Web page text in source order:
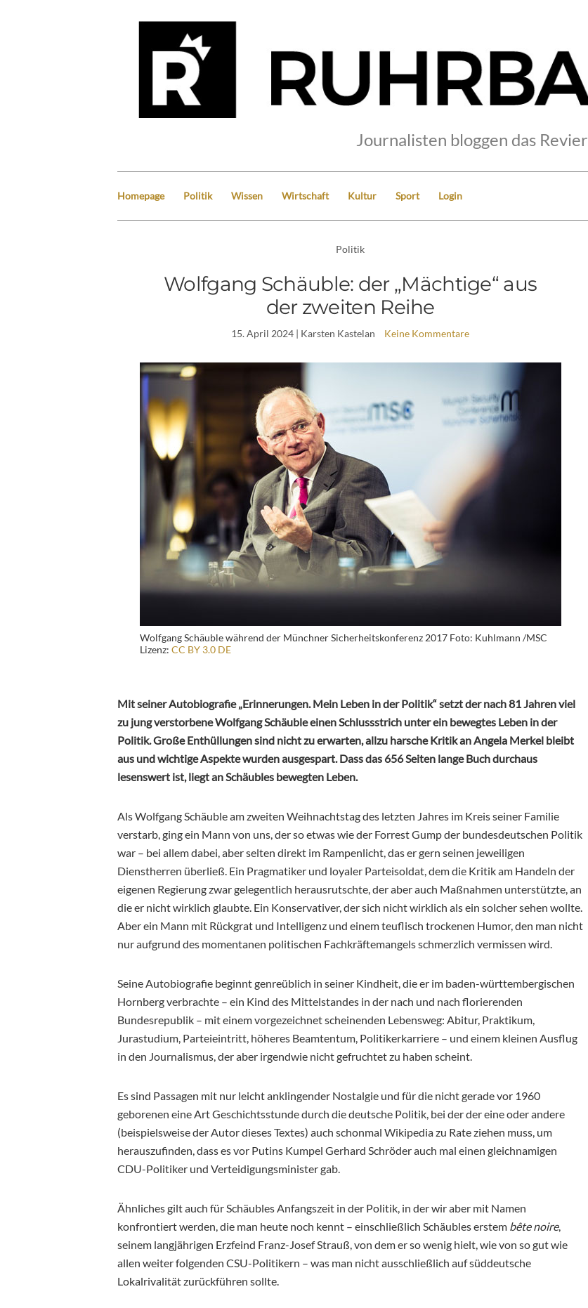
Journalisten bloggen das Revier
Homepage Politik Wissen Wirtschaft Kultur Sport Login
Politik
Wolfgang Schäuble: der „Mächtige“ aus
der zweiten Reihe
15. April 2024 | Karsten Kastelan Keine Kommentare
Wolfgang Schäuble während der Münchner Sicherheitskonferenz 2017 Foto: Kuhlmann /MSC
Lizenz: CC BY 3.0 DE
Mit seiner Autobiografie „Erinnerungen. Mein Leben in der Politik“ setzt der nach 81 Jahren viel
zu jung verstorbene Wolfgang Schäuble einen Schlussstrich unter ein bewegtes Leben in der
Politik. Große Enthüllungen sind nicht zu erwarten, allzu harsche Kritik an Angela Merkel bleibt
aus und wichtige Aspekte wurden ausgespart. Dass das 656 Seiten lange Buch durchaus
lesenswert ist, liegt an Schäubles bewegten Leben.
Als Wolfgang Schäuble am zweiten Weihnachtstag des letzten Jahres im Kreis seiner Familie
verstarb, ging ein Mann von uns, der so etwas wie der Forrest Gump der bundesdeutschen Politik
war – bei allem dabei, aber selten direkt im Rampenlicht, das er gern seinen jeweiligen
Dienstherren überließ. Ein Pragmatiker und loyaler Parteisoldat, dem die Kritik am Handeln der
eigenen Regierung zwar gelegentlich herausrutschte, der aber auch Maßnahmen unterstützte, an
die er nicht wirklich glaubte. Ein Konservativer, der sich nicht wirklich als ein solcher sehen wollte.
Aber ein Mann mit Rückgrat und Intelligenz und einem teuflisch trockenen Humor, den man nicht
nur aufgrund des momentanen politischen Fachkräftemangels schmerzlich vermissen wird.
Seine Autobiografie beginnt genreüblich in seiner Kindheit, die er im baden-württembergischen
Hornberg verbrachte – ein Kind des Mittelstandes in der nach und nach florierenden
Bundesrepublik – mit einem vorgezeichnet scheinenden Lebensweg: Abitur, Praktikum,
Jurastudium, Parteieintritt, höheres Beamtentum, Politikerkarriere – und einem kleinen Ausflug
in den Journalismus, der aber irgendwie nicht gefruchtet zu haben scheint.
Es sind Passagen mit nur leicht anklingender Nostalgie und für die nicht gerade vor 1960
geborenen eine Art Geschichtsstunde durch die deutsche Politik, bei der der eine oder andere
(beispielsweise der Autor dieses Textes) auch schonmal Wikipedia zu Rate ziehen muss, um
herauszufinden, dass es vor Putins Kumpel Gerhard Schröder auch mal einen gleichnamigen
CDU-Politiker und Verteidigungsminister gab.
Ähnliches gilt auch für Schäubles Anfangszeit in der Politik, in der wir aber mit Namen
konfrontiert werden, die man heute noch kennt – einschließlich Schäubles erstem bête noire,
seinem langjährigen Erzfeind Franz-Josef Strauß, von dem er so wenig hielt, wie von so gut wie
allen weiter folgenden CSU-Politikern – was man nicht ausschließlich auf süddeutsche
Lokalrivalität zurückführen sollte.